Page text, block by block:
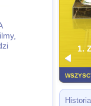
1.